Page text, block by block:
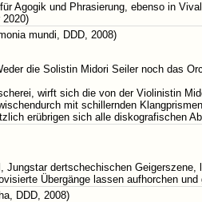
Agogik und Phrasierung, ebenso in
mundi, DDD, 2008)
die Solistin Midori Seiler noch das
wirft sich die von der Violinistin
mit schillernden
erübrigen sich alle diskografischen
Jungstar dertschechischen
Übergänge lassen aufhorchen
DDD, 2008)